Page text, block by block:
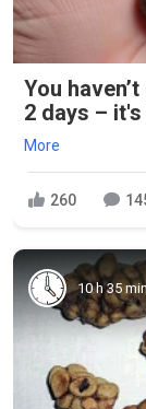
You
2 days –
More
260
10 h 35